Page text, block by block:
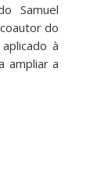
Samuel
do
à
ampliar a